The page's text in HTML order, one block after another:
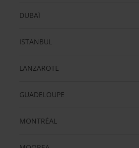
DUBAÏ
ISTANBUL
LANZAROTE
GUADELOUPE
MONTRÉAL